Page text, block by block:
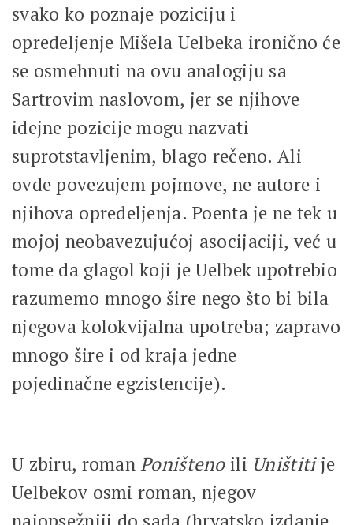
svako ko poznaje poziciju i
opredeljenje Mišela Uelbeka ironično će
se osmehnuti na ovu analogiju sa
Sartrovim naslovom, jer se njihove
idejne pozicije mogu nazvati
suprotstavljenim, blago rečeno. Ali
ovde povezujem pojmove, ne autore i
njihova opredeljenja. Poenta je ne tek u
mojoj neobavezujućoj asocijaciji, već u
tome da glagol koji je Uelbek upotrebio
razumemo mnogo šire nego što bi bila
njegova kolokvijalna upotreba; zapravo
mnogo šire i od kraja jedne
pojedinačne egzistencije).
U zbiru, romanPoništeno ili Uništitije
Uelbekov osmi roman, njegov